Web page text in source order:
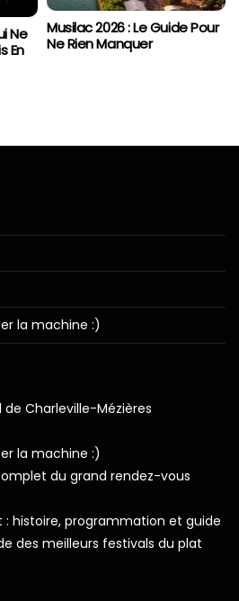
Ne
En
Musilac 2026 : Le Guide Pour
Ne Rien Manquer
la machine :)
Charleville-Mézières
la machine :)
du grand rendez-vous
: histoire, programmation et guide
des meilleurs festivals du plat